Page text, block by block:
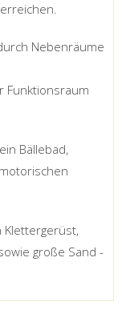
Nebenräume
Funktionsraum
Bällebad,
Klettergerüst,
große Sand -